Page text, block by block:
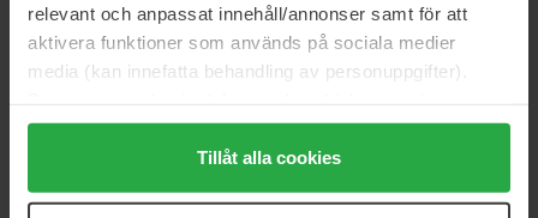
relevant och anpassat innehåll/annonser samt för att
aktivera funktioner som används på sociala medier
media (kan innefatta behandling av personuppgifter).
Genom att trycka på "Tillåt alla cookies" accepterar du
alla cookies, medan du under "Detaljer" kan anpassa
användningen av cookies. Du kan när som helst återkalla
Tillåt alla cookies
Ordinær pris 2 130 kr
Juliette has a gun
100 ml
Ellis Brooklyn
50 ml
1 553 kr